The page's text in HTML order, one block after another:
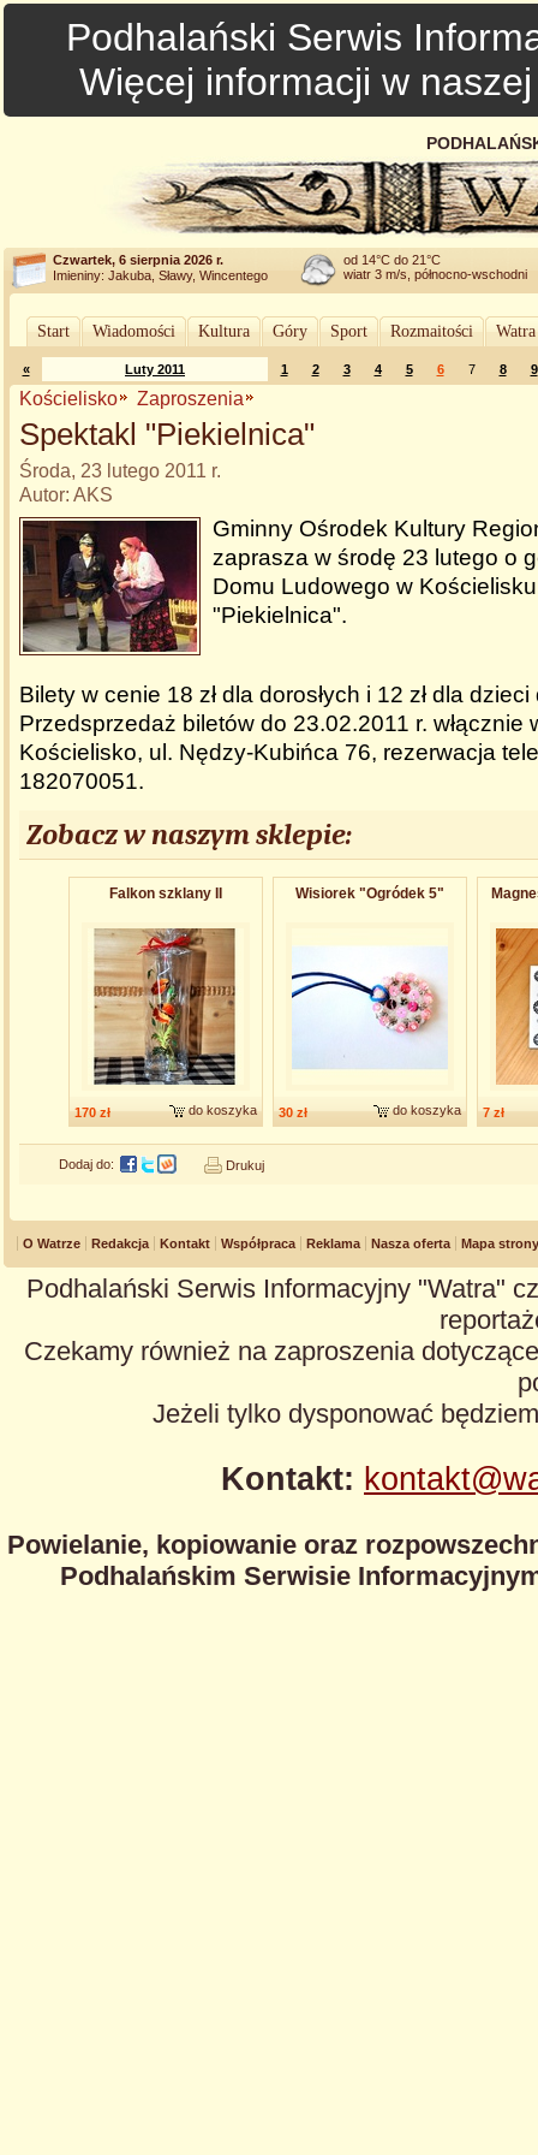
Podhalański Serwis
Więcej informacji w
Czwartek, 6 sierpnia 2026 r.
Imieniny: Jakuba, Sławy, Wincentego
od 14°C do 21°C
wiatr 3 m/s, północno-wschodni
Start Wiadomości Kultura Góry Sport Rozmaitości
« Luty 2011 1 2 3 4 5 6 7 8 9
Kościelisko Zaproszenia
Spektakl "Piekielnica"
Środa, 23 lutego 2011 r.
Autor: AKS
Gminny Ośrodek Kultury
zaprasza w środę 23 lutego o
Domu Ludowego w
"Piekielnica".
Bilety w cenie 18 zł dla dorosłych i 12 zł dla
Przedsprzedaż biletów do 23.02.2011 r. włącznie
Kościelisko, ul. Nędzy-Kubińca 76, rezerwacja
182070051.
Zobacz w naszym sklepie:
Falkon szklany II
170 zł do koszyka
Wisiorek "Ogródek 5"
30 zł do koszyka 7 zł
Dodaj do: Drukuj
O Watrze Redakcja Kontakt Współpraca Reklama Nasza oferta Mapa strony
Podhalański Serwis Informacyjny "Watra"
Czekamy również na zaproszenia
Jeżeli tylko dysponować
Kontakt:
Powielanie, kopiowanie oraz
Podhalańskim Serwisie